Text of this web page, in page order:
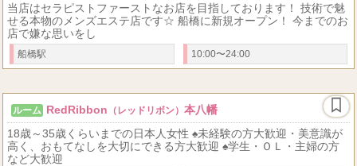
当店はセラピストファーストなお店を目指しております！ 技術で魅
せる本物のメンズエステ店です☆ 船橋に新規オープン！ 今までのお
店で嫌な思いをし
船橋駅 10:00〜24:00
ルーム RedRibbon （レッドリボン） 本八幡
18歳～35歳くらいまでの日本人女性 ♠未経験の方大歓迎・美意識が
高く、おもてなしを大切にできる方大歓迎 ♠学生・ＯＬ・主婦の方
など大歓迎